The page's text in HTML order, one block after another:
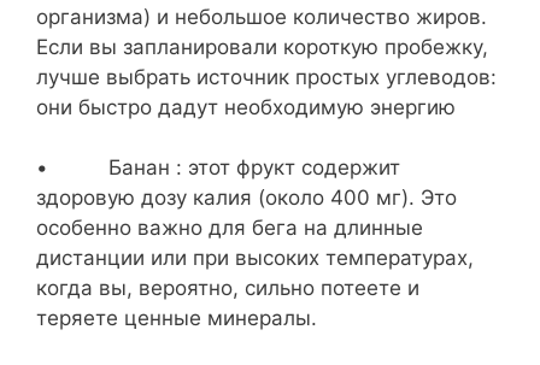
организма) и небольшое количество жиров.
Если вы запланировали короткую пробежку,
лучше выбрать источник простых углеводов:
они быстро дадут необходимую энергию
• Банан : этот фрукт содержит
здоровую дозу калия (около 400 мг). Это
особенно важно для бега на длинные
дистанции или при высоких температурах,
когда вы, вероятно, сильно потеете и
теряете ценные минералы.